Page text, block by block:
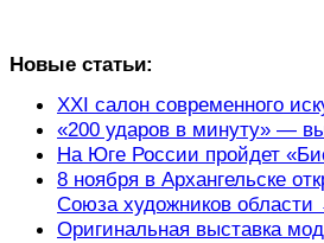
Новые статьи:
XXI салон современного
«200 ударов в минуту» —
На Юге России пройдет
8 ноября в Архангельске
Союза художников области
Оригинальная выставка